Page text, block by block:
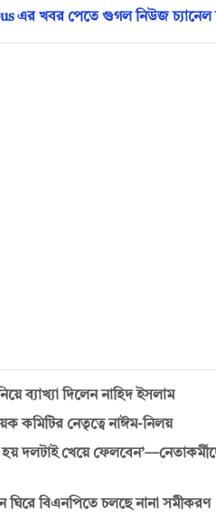
এর খবর পেতে গুগল নিউজ
ব্যাখ্যা দিলেন নাহিদ ইসলাম
কমিটির নেতৃত্বে নাঈম-নিলয়
দলটাই খেয়ে
ঘিরে বিএনপিতে চলছে নানা সমীকরণ